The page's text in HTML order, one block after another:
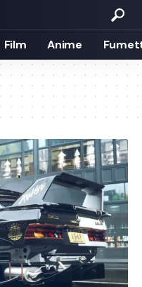
Film Anime